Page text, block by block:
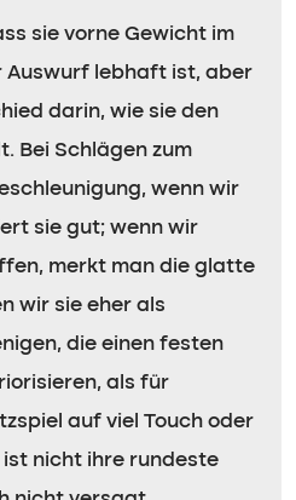
sie vorne Gewicht im
Auswurf lebhaft ist, aber
darin, wie sie den
Bei Schlägen zum
wenn wir
sie gut; wenn wir
merkt man die glatte
wir sie eher als
die einen festen
als für
auf viel Touch oder
ist nicht ihre rundeste